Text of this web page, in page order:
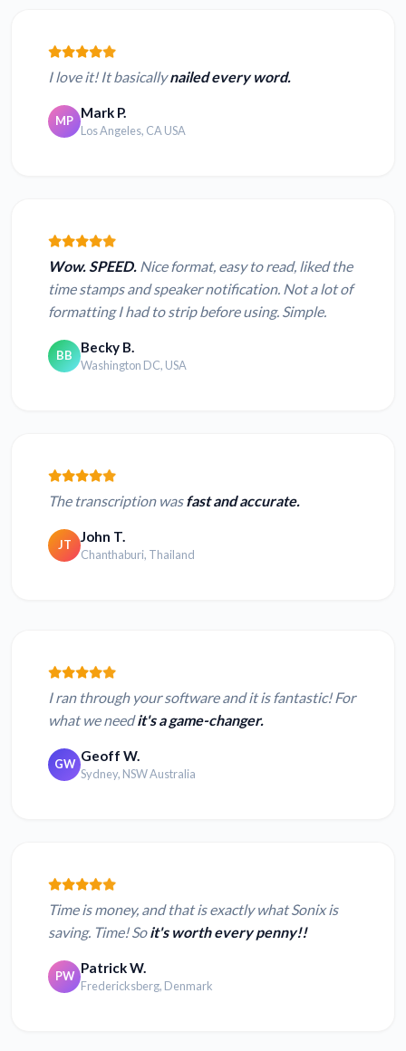
I love it! It basicallynailed every word.
MP Mark P.
Los Angeles, CA USA
Wow. SPEED. Nice format, easy to read, liked the
time stamps and speaker notification. Not a lot of
formatting I had to strip before using. Simple.
BB Becky B.
Washington DC, USA
The transcription wasfast and accurate.
JT John T.
Chanthaburi, Thailand
I ran through your software and it is fantastic! For
what we needit's a game-changer.
GW Geoff W.
Sydney, NSW Australia
Time is money, and that is exactly what Sonix is
saving. Time! Soit's worth every penny!!
PW Patrick W.
Fredericksberg, Denmark